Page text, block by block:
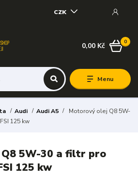
Menu
CZK
0
0,00 Kč
Audi Audi A5
Motorový olej Q8 5W-
125 kw
5W-30 a filtr pro
125 kw